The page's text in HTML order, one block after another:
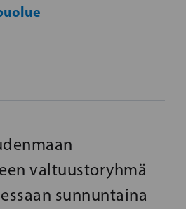
valtuustoryhmä
sunnuntaina